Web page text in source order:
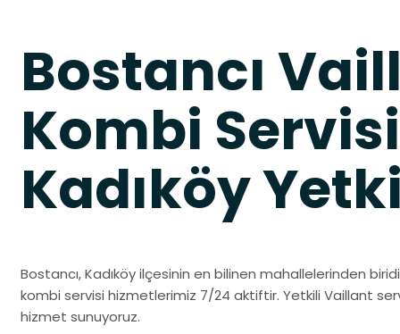
Bostancı
Kombi
Kadıköy
Bostancı, Kadıköy ilçesinin en bilinen mahallelerinden
kombi servisi hizmetlerimiz 7/24 aktiftir. Yetkili Vaillant
hizmet sunuyoruz.